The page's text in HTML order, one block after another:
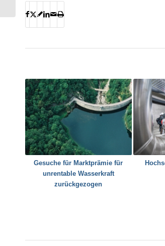
Gesuche für Marktprämie für
unrentable Wasserkraft
zurückgezogen